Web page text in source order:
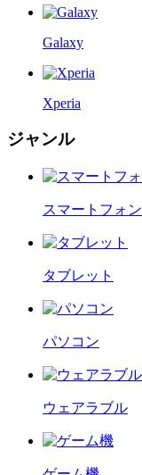
Galaxy
Xperia
ジャンル
スマートフォン
タブレット
パソコン
ウェアラブル